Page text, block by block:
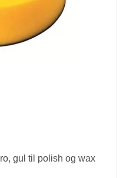
gul til polish og wax